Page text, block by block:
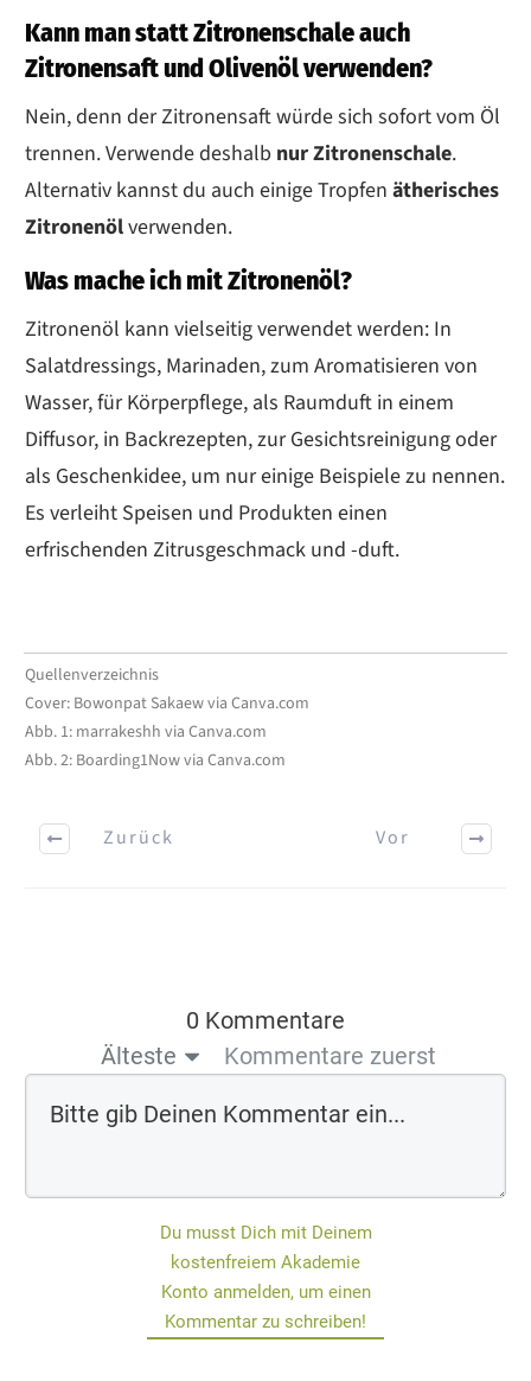
Kann man statt Zitronenschale auch
Zitronensaft und Olivenöl verwenden?
Nein, denn der Zitronensaft würde sich sofort vom Öl
trennen. Verwende deshalb nur Zitronenschale.
Alternativ kannst du auch einige Tropfen ätherisches
Zitronenölverwenden.
Was mache ich mit Zitronenöl?
Zitronenöl kann vielseitig verwendet werden: In
Salatdressings, Marinaden, zum Aromatisieren von
Wasser, für Körperpflege, als Raumduft in einem
Diffusor, in Backrezepten, zur Gesichtsreinigung oder
als Geschenkidee, um nur einige Beispiele zu nennen.
Es verleiht Speisen und Produkten einen
erfrischenden Zitrusgeschmack und -duft.
Quellenverzeichnis
Cover: Bowonpat Sakaew via Canva.com
Abb. 1: marrakeshh via Canva.com
Abb. 2: Boarding1Now via Canva.com
Zurück Vor
0 Kommentare
Älteste
Kommentare zuerst
Du musst Dich mit Deinem
kostenfreiem Akademie
Konto anmelden, um einen
Kommentar zu schreiben!